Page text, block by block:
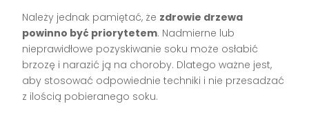
Należy jednak pamiętać, że zdrowie drzewa
powinno być priorytetem. Nadmierne lub
nieprawidłowe pozyskiwanie soku może osłabić
brzozę i narazić ją na choroby. Dlatego ważne jest,
aby stosować odpowiednie techniki i nie przesadzać
z ilością pobieranego soku.